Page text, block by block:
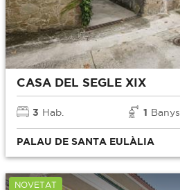
CASA DEL SEGLE XIX
3 Hab. 1 Banys
PALAU DE SANTA EULÀLIA
NOVETAT